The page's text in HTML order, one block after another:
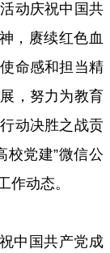
动庆祝中国共
，赓续红色血
命感和担当精
，努力为教育
动决胜之战贡
校党建”微信公
作动态。
中国共产党成